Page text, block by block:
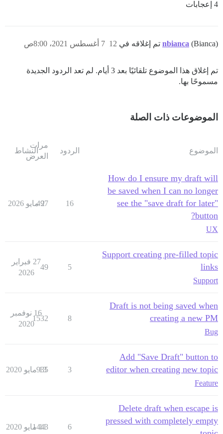
4 إعجابات
nbianca (Bianca) تم إغلاقه في 7 أغسطس 2021، 8:00ص 12
تم إغلاق هذا الموضوع تلقائيًا بعد 3 أيام. لم تعد الردود الجديدة
مسموحًا بها.
الموضوعات ذات الصلة
الموضوع الردود
مرات
العرض
النشاط
How do I ensure my draft will
be saved when I can no longer
see the "save draft for later"
button?
UX
16
497
2 مايو 2026
Support creating pre-filled topic
links
Support
5
49
27 فبراير
2026
Draft is not being saved when
creating a new PM
Bug
8
1532
16 نوفمبر
2020
Add "Save Draft" button to
editor when creating new topic
Feature
3
935
13 مايو 2020
Delete draft when escape is
pressed with completely empty
6
1443
11 مايو 2020